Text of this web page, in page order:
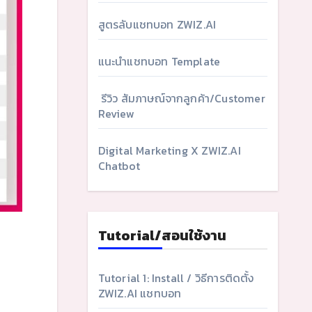
สูตรลับแชทบอท ZWIZ.AI
แนะนำแชทบอท Template
รีวิว สัมภาษณ์จากลูกค้า/Customer
Review
Digital Marketing X ZWIZ.AI
Chatbot
Tutorial/สอนใช้งาน
Tutorial 1: Install / วิธีการติดตั้ง
ZWIZ.AI แชทบอท